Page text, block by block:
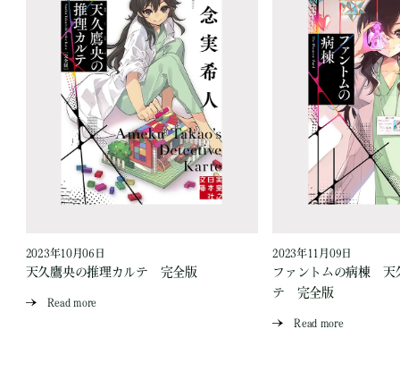
2023年10月06日
天久鷹央の推理カルテ 完全版
Read more
2023年11月09日
ファントムの病棟 天
テ 完全版
Read more